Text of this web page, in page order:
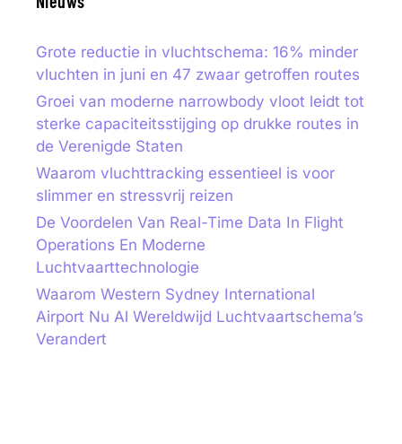
Grote reductie in vluchtschema: 16% minder
vluchten in juni en 47 zwaar getroffen routes
Groei van moderne narrowbody vloot leidt tot
sterke capaciteitsstijging op drukke routes in
de Verenigde Staten
Waarom vluchttracking essentieel is voor
slimmer en stressvrij reizen
De Voordelen Van Real-Time Data In Flight
Operations En Moderne
Luchtvaarttechnologie
Waarom Western Sydney International
Airport Nu Al Wereldwijd Luchtvaartschema’s
Verandert